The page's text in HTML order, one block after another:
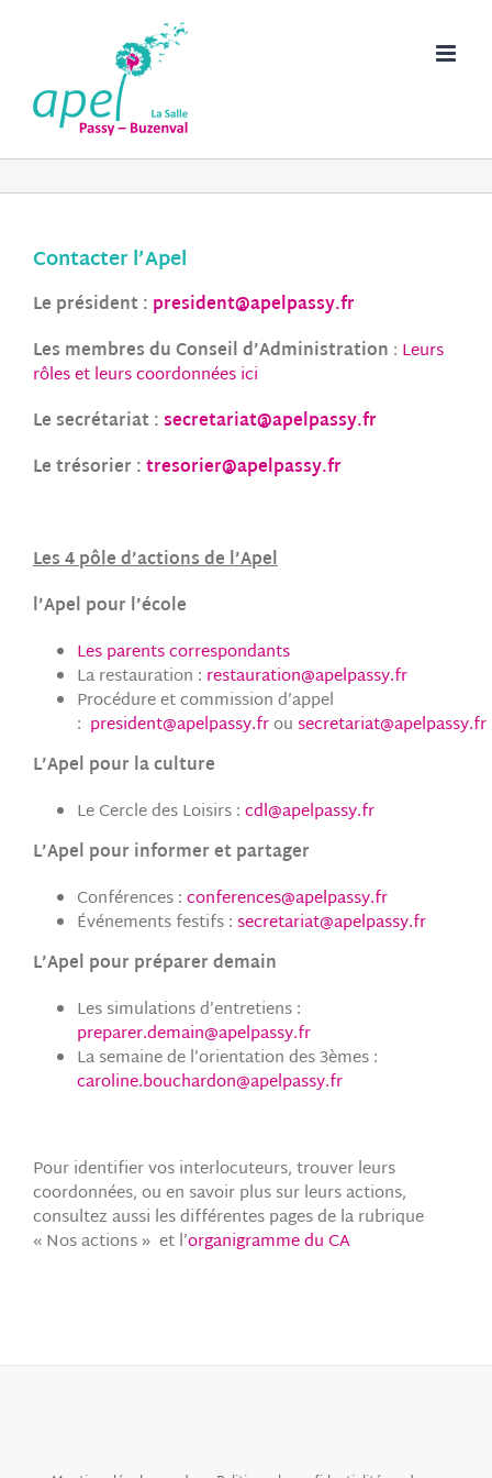
Contacter l’Apel
Le président : president@apelpassy.fr
Les membres du Conseil d’Administration : Leurs
rôles et leurs coordonnées ici
Le secrétariat :secretariat@apelpassy.fr
Le trésorier :tresorier@apelpassy.fr
Les 4 pôle d’actions de l’Apel
l’Apel pour l’école
Les parents correspondants
La restauration : restauration@apelpassy.fr
Procédure et commission d’appel
: president@apelpassy.frou secretariat@apelpassy.fr
L’Apel pour la culture
Le Cercle des Loisirs :cdl@apelpassy.fr
L’Apel pour informer et partager
Conférences :conferences@apelpassy.fr
Événements festifs : secretariat@apelpassy.fr
L’Apel pour préparer demain
Les simulations d’entretiens :
preparer.demain@apelpassy.fr
La semaine de l’orientation des 3èmes :
caroline.bouchardon@apelpassy.fr
Pour identifier vos interlocuteurs, trouver leurs
coordonnées, ou en savoir plus sur leurs actions,
consultez aussi les différentes pages de la rubrique
« Nos actions » et l’organigramme du CA